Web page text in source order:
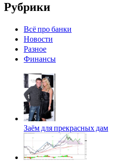
Рубрики
Всё про банки
Новости
Разное
Финансы
Заём для прекрасных дам